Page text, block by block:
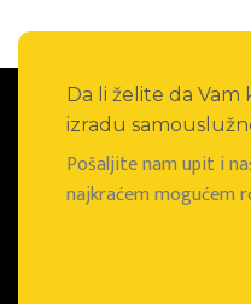
Da li želite da
izradu
Pošaljite nam upit i
najkraćem mogućem